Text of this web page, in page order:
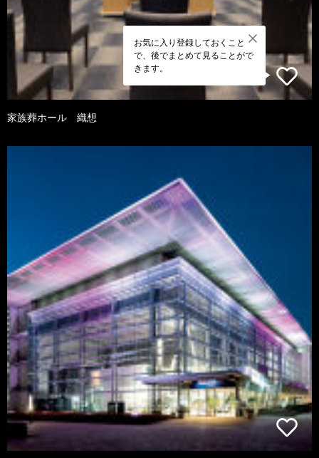
お気に入り登録しておくこと
で、後でまとめて見ることがで
きます。
家族葬ホール 織想